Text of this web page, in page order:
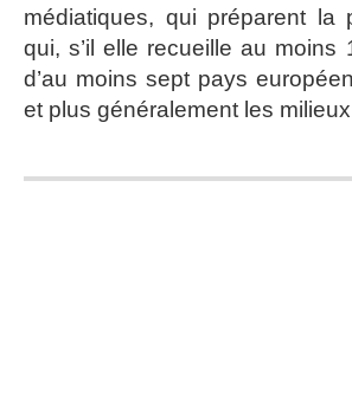
médiatiques, qui préparent la
qui, s’il elle recueille au
d’au moins sept pays
et plus généralement les